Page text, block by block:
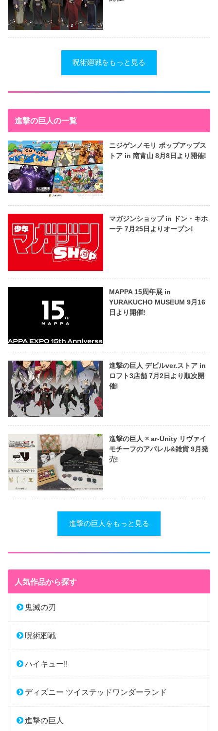
呪術廻戦をもっと見る
進撃の巨人の一覧
ニジゲンノモリ ポップアップス
トア in 南青山 8月8日より開催!
マガジンショップ in ドン・キホ
ーテ 7月25日よりオープン!
MAPPA 15周年展 in
YURAKUCHO MUSEUM 9月16
日より開催!
進撃の巨人 デビルver.ストア in
ロフト3店舗 7月2日より順次開
催!
進撃の巨人 × ar-Unity リヴァイ
モチーフのアパレル&雑貨 9月発
売!
進撃の巨人をもっと見る
人気作品から探す
鬼滅の刃
呪術廻戦
ハイキュー!!
ディズニー ツイステッドワンダーランド
進撃の巨人